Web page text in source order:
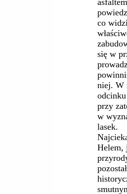
co
się w
niej. W
odcinku
przy
w
lasek.
Helem,